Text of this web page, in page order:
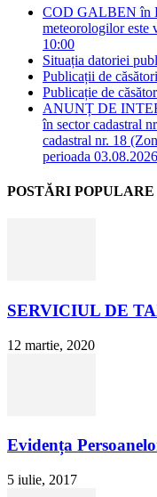
COD GALBEN în
meteorologilor este
10:00
Situația datoriei
Publicații de
Publicație de
ANUNȚ DE
în sector cadastral
cadastral nr. 18
perioada
POSTĂRI POPULARE
SERVICIUL DE
12 martie, 2020
Evidența
5 iulie, 2017